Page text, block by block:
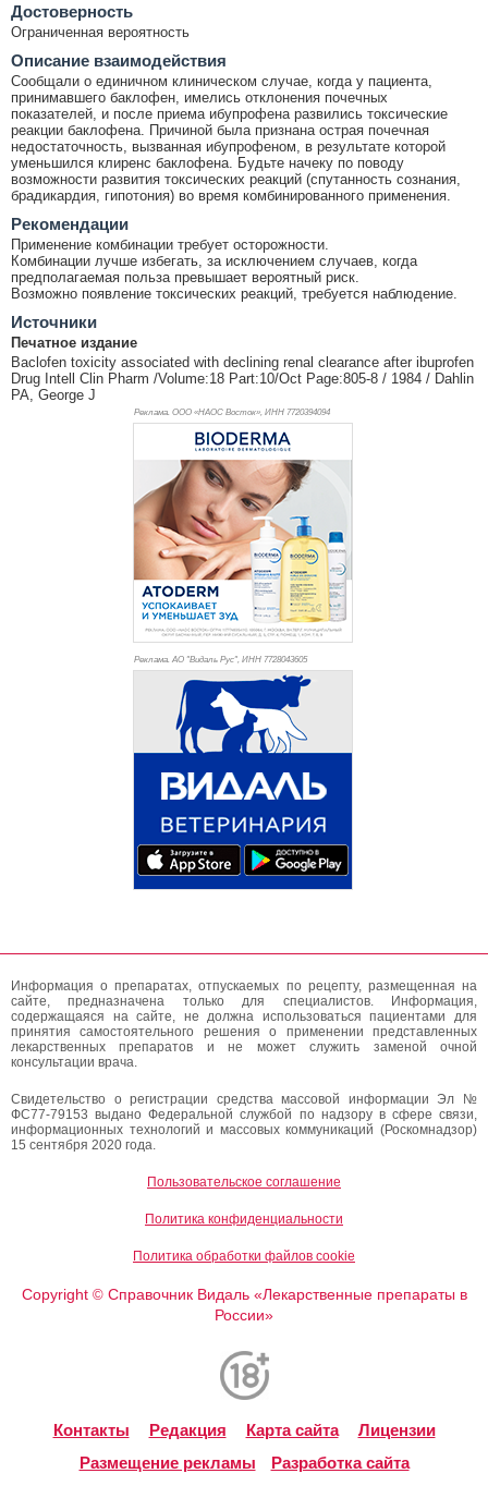
Достоверность
Ограниченная вероятность
Описание взаимодействия
Сообщали о единичном клиническом случае, когда у пациента,
принимавшего баклофен, имелись отклонения почечных
показателей, и после приема ибупрофена развились токсические
реакции баклофена. Причиной была признана острая почечная
недостаточность, вызванная ибупрофеном, в результате которой
уменьшился клиренс баклофена. Будьте начеку по поводу
возможности развития токсических реакций (спутанность сознания,
брадикардия, гипотония) во время комбинированного применения.
Рекомендации
Применение комбинации требует осторожности.
Комбинации лучше избегать, за исключением случаев, когда
предполагаемая польза превышает вероятный риск.
Возможно появление токсических реакций, требуется наблюдение.
Источники
Печатное издание
Baclofen toxicity associated with declining renal clearance after ibuprofen
Drug Intell Clin Pharm /Volume:18 Part:10/Oct Page:805-8 / 1984 / Dahlin
PA, George J
Реклама. ООО «НАОС Восток», ИНН 7720394094
Реклама. АО "Видаль Рус", ИНН 7728043605
Информация о препаратах, отпускаемых по рецепту, размещенная на
сайте, предназначена только для специалистов. Информация,
содержащаяся на сайте, не должна использоваться пациентами для
принятия самостоятельного решения о применении представленных
лекарственных препаратов и не может служить заменой очной
консультации врача.
Свидетельство о регистрации средства массовой информации Эл №
ФС77-79153 выдано Федеральной службой по надзору в сфере связи,
информационных технологий и массовых коммуникаций (Роскомнадзор)
15 сентября 2020 года.
Пользовательское соглашение
Политика конфиденциальности
Политика обработки файлов cookie
Copyright ©Справочник Видаль «Лекарственные препараты в
России»
Контакты Редакция Карта сайта
Лицензии
Размещение рекламы
Разработка сайта